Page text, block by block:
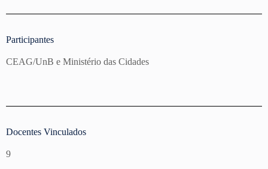
Participantes
CEAG/UnB e Ministério das Cidades
Docentes Vinculados
9